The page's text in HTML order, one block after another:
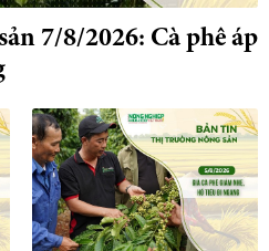
7/8/2026: Cà phê áp